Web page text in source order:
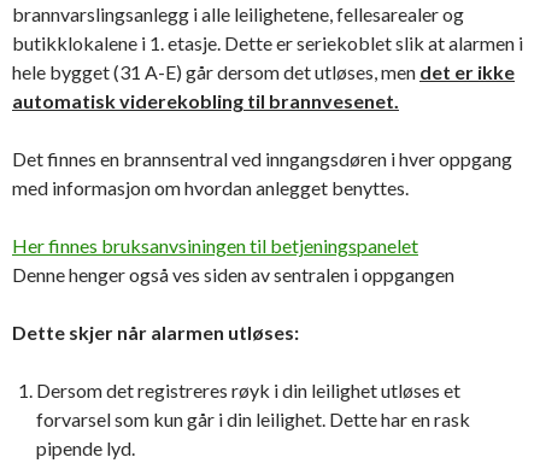
brannvarslingsanlegg i alle leilighetene, fellesarealer og
butikklokalene i 1. etasje. Dette er seriekoblet slik at alarmen i
hele bygget (31 A-E) går dersom det utløses, men det er ikke
automatisk viderekobling til brannvesenet.
Det finnes en brannsentral ved inngangsdøren i hver oppgang
med informasjon om hvordan anlegget benyttes.
Her finnes bruksanvsiningen til betjeningspanelet
Denne henger også ves siden av sentralen i oppgangen
Dette skjer når alarmen utløses:
Dersom det registreres røyk i din leilighet utløses et
forvarsel som kun går i din leilighet. Dette har en rask
pipende lyd.